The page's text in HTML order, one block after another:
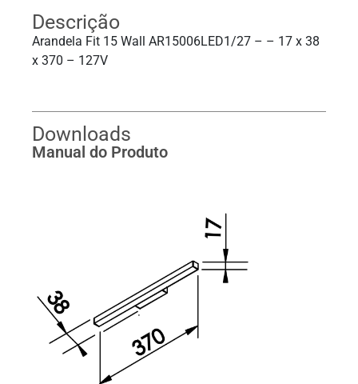
Descrição
Arandela Fit 15 Wall AR15006LED1/27 – – 17 x 38
x 370 – 127V
Downloads
Manual do Produto